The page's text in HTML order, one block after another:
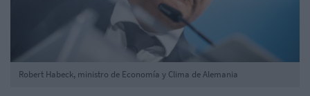
Robert Habeck, ministro de Economía y Clima de Alemania